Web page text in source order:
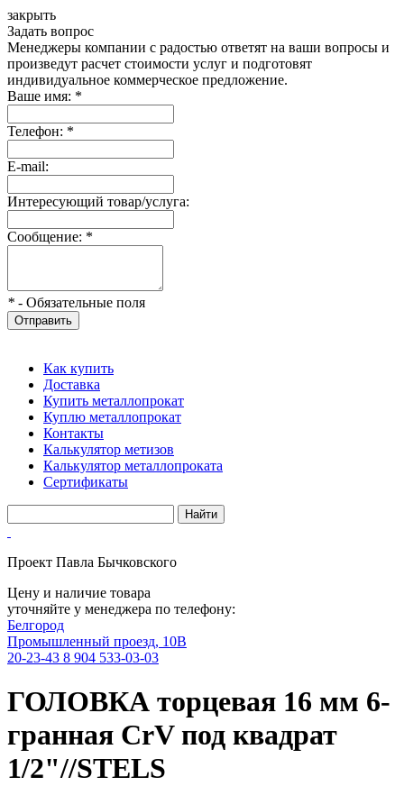
закрыть
Задать вопрос
Менеджеры компании с радостью ответят на ваши вопросы и
произведут расчет стоимости услуг и подготовят
индивидуальное коммерческое предложение.
Ваше имя: *
Телефон: *
E-mail:
Интересующий товар/услуга:
Сообщение: *
* - Обязательные поля
Отправить
Как купить
Доставка
Купить металлопрокат
Куплю металлопрокат
Контакты
Калькулятор метизов
Калькулятор металлопроката
Сертификаты
Проект Павла Бычковского
Цену и наличие товара
уточняйте у менеджера по телефону:
Белгород
Промышленный проезд, 10В
20-23-43 8 904 533-03-03
ГОЛОВКА торцевая 16 мм 6-
гранная CrV под квадрат
1/2"//STELS